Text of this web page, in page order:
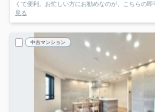
くて便利。お忙しい方にお勧めなのが、こちらの即
見る
中古マンション